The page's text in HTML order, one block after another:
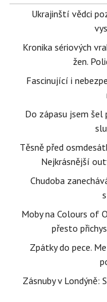
Ukrajinští vědci
Kronika sériových
žen.
Fascinující i
Do zápasu jsem šel
Těsně před
Nejkrásnější
Chudoba
Moby na Colours of
přesto
Zpátky do pece.
Zásnuby v Londýně: